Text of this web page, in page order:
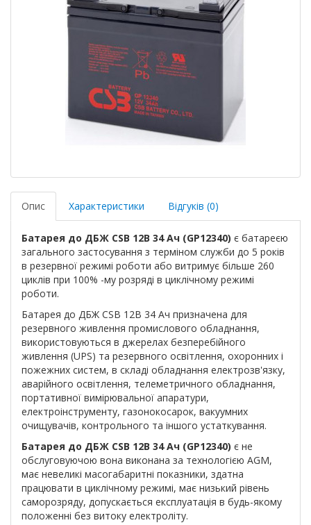
Опис Характеристики Відгуків (0)
Батарея до ДБЖ CSB 12В 34 Ач (GP12340) є батареєю
загального застосування з терміном служби до 5 років
в резервної режимі роботи або витримує більше 260
циклів при 100% -му розряді в циклічному режимі
роботи.
Батарея до ДБЖ CSB 12В 34 Ач призначена для
резервного живлення промислового обладнання,
використовуються в джерелах безперебійного
живлення (UPS) та резервного освітлення, охоронних і
пожежних систем, в складі обладнання електрозв'язку,
аварійного освітлення, телеметричного обладнання,
портативної вимірювальної апаратури,
електроінструменту, газонокосарок, вакуумних
очищувачів, контрольного та іншого устаткування.
Батарея до ДБЖ CSB 12В 34 Ач (GP12340) є не
обслуговуючою вона виконана за технологією AGM,
має невеликі масогабаритні показники, здатна
працювати в циклічному режимі, має низький рівень
саморозряду, допускається експлуатація в будь-якому
положенні без витоку електроліту.